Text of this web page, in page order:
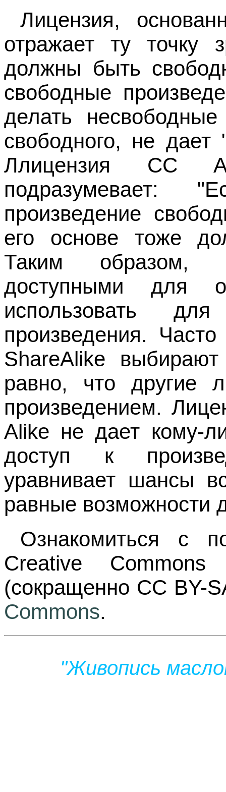
Лицензия,
отражает ту точку
должны быть
свободные
делать
свободного, не дает
Ллицензия CC
произведение
его основе тоже
Таким образом,
доступными для
использовать
произведения.
ShareAlike
равно, что другие
произведением.
Alike не дает кому-
доступ к
уравнивает шансы
равные возможности
Ознакомиться с
Creative
(сокращенно CC BY-
Commons.
"Живопись